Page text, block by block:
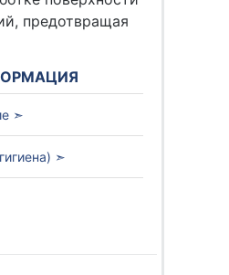
предотвращая
➣
➣